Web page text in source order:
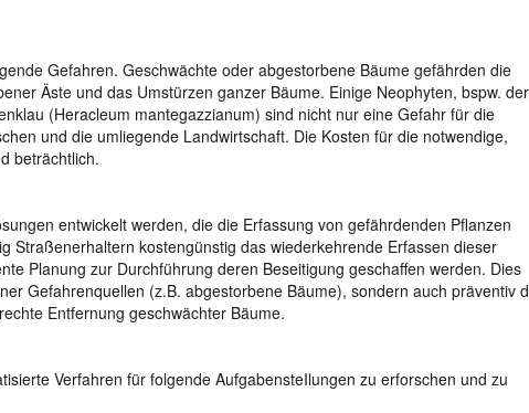
Gefahren. Geschwächte oder abgestorbene Bäume gefährden die
Äste und das Umstürzen ganzer Bäume. Einige Neophyten, bspw. der
(Heracleum mantegazzianum) sind nicht nur eine Gefahr für die
und die umliegende Landwirtschaft. Die Kosten für die notwendige,
beträchtlich.
entwickelt werden, die die Erfassung von gefährdenden Pflanzen
Straßenerhaltern kostengünstig das wiederkehrende Erfassen dieser
Planung zur Durchführung deren Beseitigung geschaffen werden. Dies
Gefahrenquellen (z.B. abgestorbene Bäume), sondern auch präventiv
Entfernung geschwächter Bäume.
Verfahren für folgende AufgabensteIlungen zu erforschen und zu